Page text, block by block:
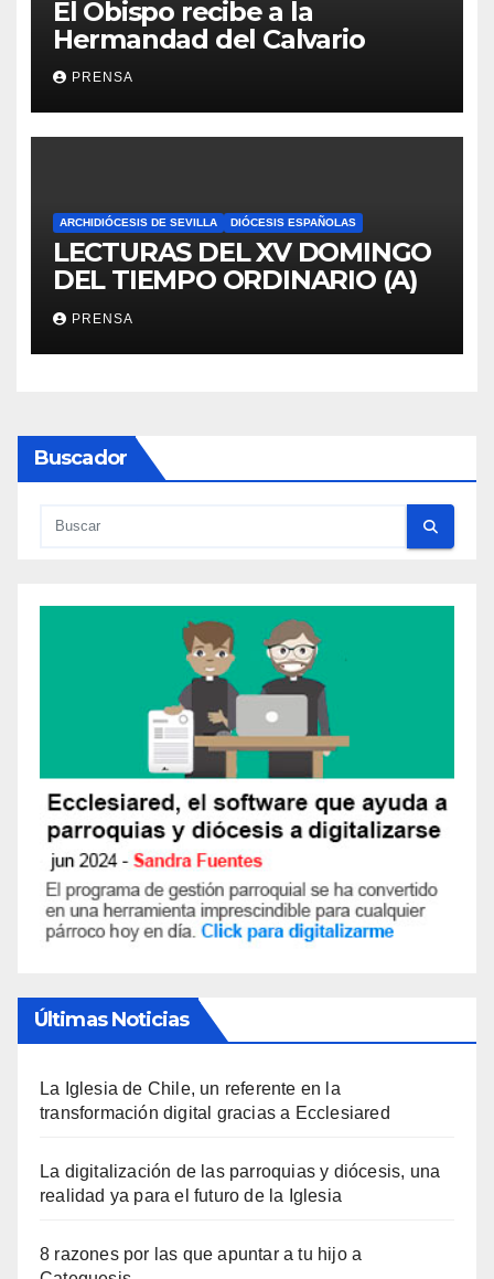
El Obispo recibe a la
Hermandad del Calvario
PRENSA
ARCHIDIÓCESIS DE SEVILLA DIÓCESIS ESPAÑOLAS
LECTURAS DEL XV DOMINGO
DEL TIEMPO ORDINARIO (A)
PRENSA
Buscador
Últimas Noticias
La Iglesia de Chile, un referente en la
transformación digital gracias a Ecclesiared
La digitalización de las parroquias y diócesis, una
realidad ya para el futuro de la Iglesia
8 razones por las que apuntar a tu hijo a